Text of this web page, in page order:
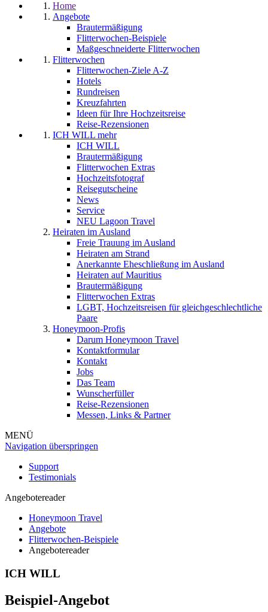
Home
Angebote
Brautermäßigung
Flitterwochen-Beispiele
Maßgeschneiderte Flitterwochen
Flitterwochen
Flitterwochen-Ziele A-Z
Hotels
Rundreisen
Kreuzfahrten
Ideen für Ihre Hochzeitsreise
Reise-Rezensionen
ICH WILL mehr
ICH WILL
Brautermäßigung
Flitterwochen Extras
Hochzeitsfotograf
Reisegutscheine
News
Service
NEU Lagoon Travel
Heiraten im Ausland
Freie Trauung im Ausland
Heiraten am Strand
Anerkannte Eheschließung im Ausland
Heiraten auf Mauritius
Brautermäßigung
Flitterwochen Extras
LGBT, Hochzeitsreisen für gleichgeschlechtliche
Paare
Honeymoon-Profis
Darum Honeymoon Travel
Kontaktformular
Kontakt
Jobs
Das Team
Wunscherfüller
Reise-Rezensionen
Messen, Links & Partner
MENÜ
Navigation überspringen
Support
Testimonials
Angebotereader
Honeymoon Travel
Angebote
Flitterwochen-Beispiele
Angebotereader
ICH WILL
Beispiel-Angebot